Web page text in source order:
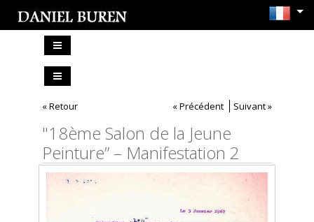
« Retour « Précédent Suivant »
"18ème Salon de la Jeune
Peinture” – Manifestation 2